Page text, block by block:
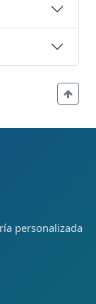
personalizada